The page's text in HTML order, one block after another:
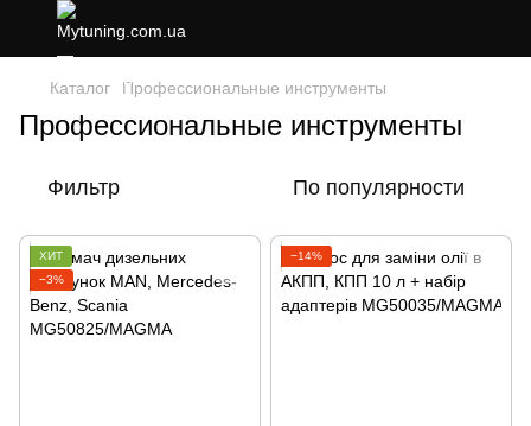
Каталог Профессиональные инструменты
Профессиональные инструменты
Фильтр По популярности
ХИТ
−3%
−14%